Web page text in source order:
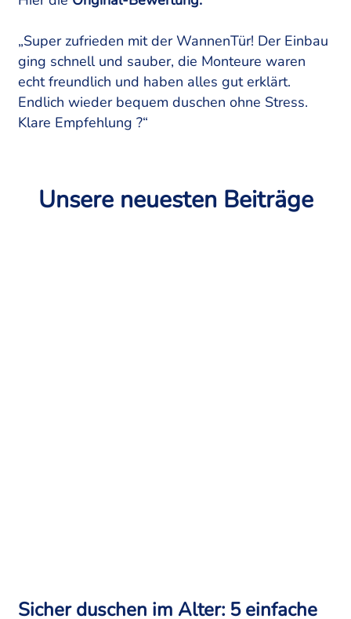
„Super zufrieden mit der WannenTür! Der Einbau
ging schnell und sauber, die Monteure waren
echt freundlich und haben alles gut erklärt.
Endlich wieder bequem duschen ohne Stress.
Klare Empfehlung ?“
Unsere neuesten Beiträge
Sicher duschen im Alter: 5 einfache